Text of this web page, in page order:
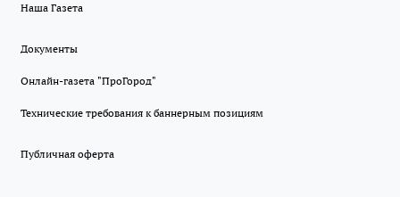
Наша Газета
Документы
Онлайн-газета "ПроГород"
Технические требования к баннерным позициям
Публичная оферта